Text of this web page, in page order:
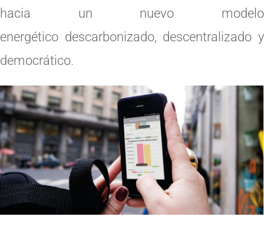
hacia un nuevo modelo
energético descarbonizado, descentralizado y
democrático.